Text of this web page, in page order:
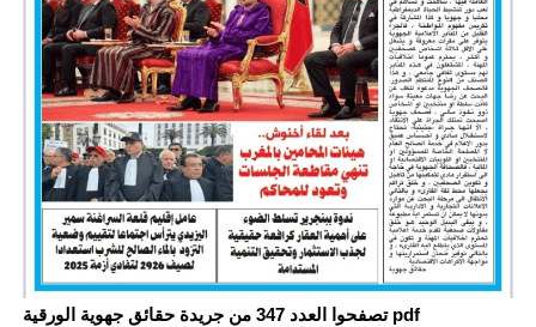
تصفحوا العدد 347 من جريدة حقائق جهوية الورقية pdf